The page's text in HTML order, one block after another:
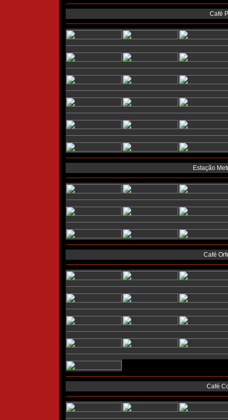
Café
Estação
Café
Café